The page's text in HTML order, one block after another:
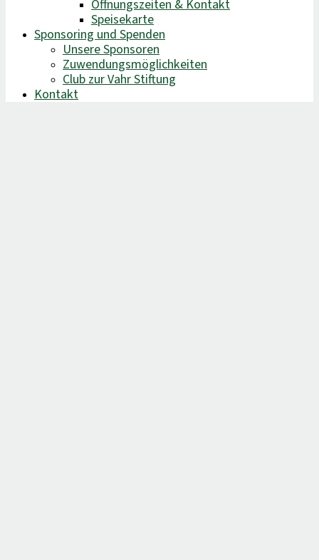
Öffnungszeiten & Kontakt
Speisekarte
Sponsoring und Spenden
Unsere Sponsoren
Zuwendungsmöglichkeiten
Club zur Vahr Stiftung
Kontakt